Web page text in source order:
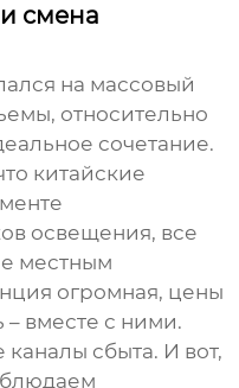
смена
на массовый
относительно
сочетание.
китайские
освещения, все
местным
огромная, цены
вместе с ними.
каналы сбыта. И вот,